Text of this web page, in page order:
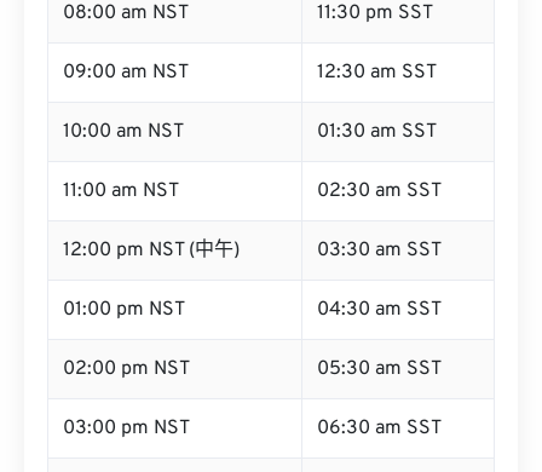
08:00 am NST 11:30 pm SST
09:00 am NST 12:30 am SST
10:00 am NST 01:30 am SST
11:00 am NST 02:30 am SST
12:00 pm NST (中午) 03:30 am SST
01:00 pm NST 04:30 am SST
02:00 pm NST 05:30 am SST
03:00 pm NST 06:30 am SST